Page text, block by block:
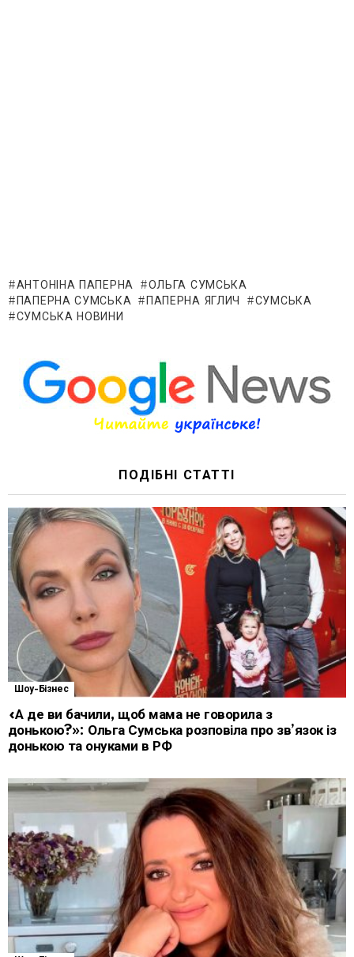
АНТОНІНА ПАПЕРНА
ОЛЬГА СУМСЬКА
ПАПЕРНА СУМСЬКА
ПАПЕРНА ЯГЛИЧ
СУМСЬКА
СУМСЬКА НОВИНИ
ПОДІБНІ СТАТТІ
Шоу-Бізнес
«А де ви бачили, щоб мама не говорила з
донькою?»: Ольга Сумська розповіла про зв’язок із
донькою та онуками в РФ